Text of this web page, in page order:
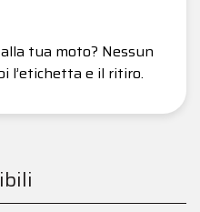
tua moto? Nessun
l’etichetta e il ritiro.